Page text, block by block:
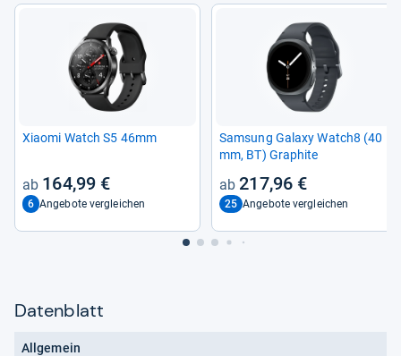
Xiaomi Watch S5 46mm
164,99 €
6 Angebote vergleichen
Sam­sung Galaxy Watch8 (40
mm, BT) Gra­phite
217,96 €
25 Angebote vergleichen
Datenblatt
Allgemein